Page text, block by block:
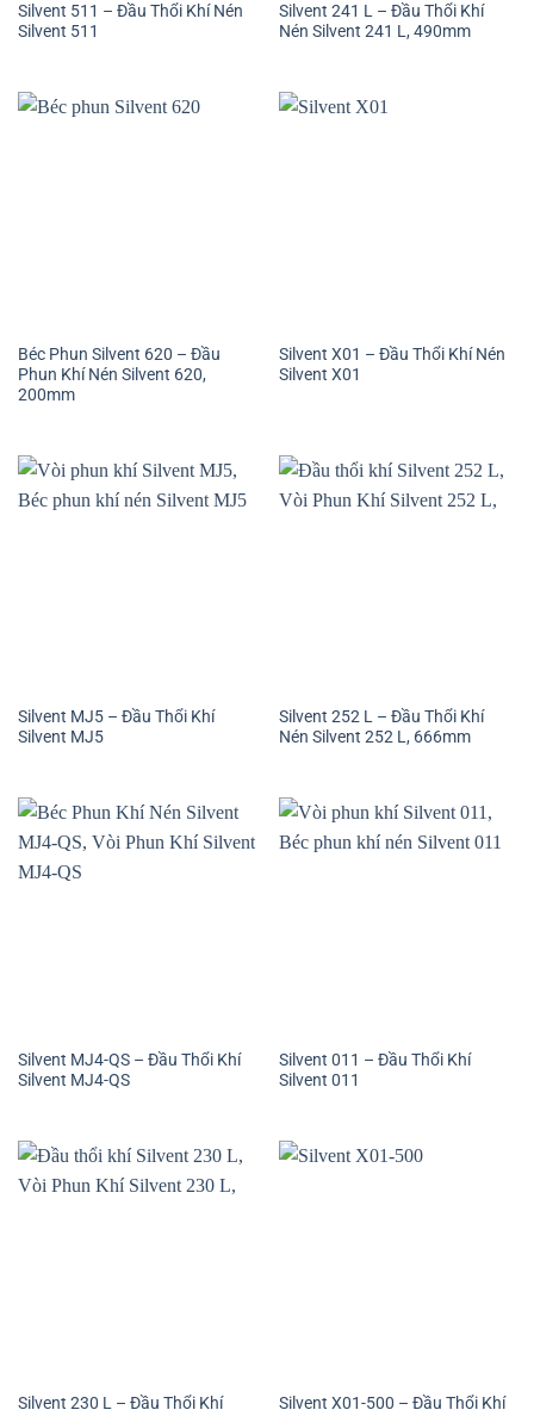
Silvent 511 – Đầu Thổi Khí Nén
Silvent 511
Silvent 241 L – Đầu Thổi Khí
Nén Silvent 241 L, 490mm
Béc Phun Silvent 620 – Đầu
Phun Khí Nén Silvent 620,
200mm
Silvent X01 – Đầu Thổi Khí Nén
Silvent X01
Silvent MJ5 – Đầu Thổi Khí
Silvent MJ5
Silvent 252 L – Đầu Thổi Khí
Nén Silvent 252 L, 666mm
Silvent MJ4-QS – Đầu Thổi Khí
Silvent MJ4-QS
Silvent 011 – Đầu Thổi Khí
Silvent 011
Silvent 230 L – Đầu Thổi Khí
Silvent X01-500 – Đầu Thổi Khí